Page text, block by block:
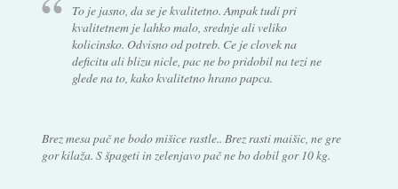
To je jasno, da se je kvalitetno. Ampak tudi pri
kvalitetnem je lahko malo, srednje ali veliko
kolicinsko. Odvisno od potreb. Ce je clovek na
deficitu ali blizu nicle, pac ne bo pridobil na tezi ne
glede na to, kako kvalitetno hrano papca.
Brez mesa pač ne bodo mišice rastle.. Brez rasti maišic, ne gre
gor kilaža. S špageti in zelenjavo pač ne bo dobil gor 10 kg.